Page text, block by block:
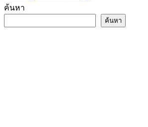
ค้นหา
ค้นหา